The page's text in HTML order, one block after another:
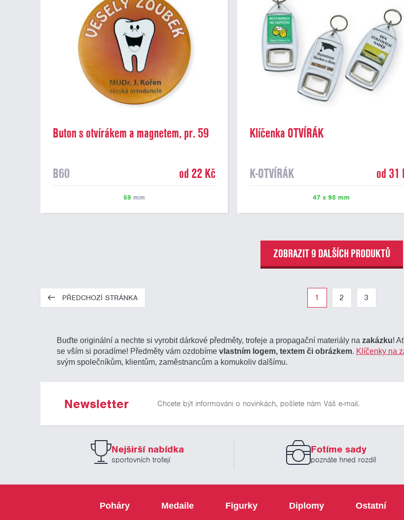
Buton s otvírákem a magnetem, pr. 59
B60
od 22 Kč
59 mm
Klíčenka OTVÍRÁK
K-OTVÍRÁK od 31
47 x 98 mm
ZOBRAZIT 9 DALŠÍCH PRODUKTŮ
PŘEDCHOZÍ STRÁNKA 1 2 3
Buďte originální a nechte si vyrobit dárkové předměty, trofeje a propagační materiály na zakázku!
se vším si poradíme! Předměty vám ozdobíme vlastním logem, textem či obrázkem. Klíčenky na
svým společníkům, klientům, zaměstnancům a komukoliv dalšímu.
Newsletter Chcete být informováni o novinkách, pošlete nám Váš e-mail.
Nejširší nabídka
sportovních trofejí
Fotíme sady
poznáte hned rozdíl
Poháry Medaile Figurky Diplomy Ostatní